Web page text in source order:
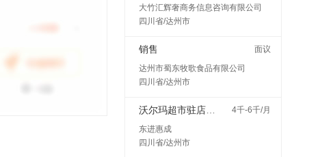
大竹汇辉奢商务信息咨询有限公司
四川省/达州市
销售
面议
达州市蜀东牧歌食品有限公司
四川省/达州市
4千-6千/月
东进惠成
四川省/达州市